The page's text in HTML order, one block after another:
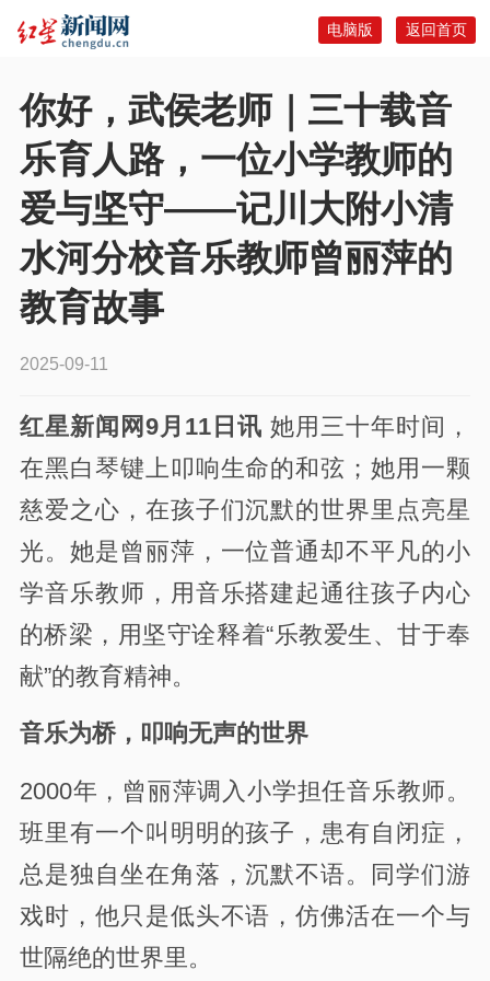
返回首页
电脑版
你好，武侯老师｜三十载音
乐育人路，一位小学教师的
爱与坚守——记川大附小清
水河分校音乐教师曾丽萍的
教育故事
2025-09-11
红星新闻网9月11日讯 她用三十年时间，
在黑白琴键上叩响生命的和弦；她用一颗
慈爱之心，在孩子们沉默的世界里点亮星
光。她是曾丽萍，一位普通却不平凡的小
学音乐教师，用音乐搭建起通往孩子内心
的桥梁，用坚守诠释着“乐教爱生、甘于奉
献”的教育精神。
音乐为桥，叩响无声的世界
2000年，曾丽萍调入小学担任音乐教师。
班里有一个叫明明的孩子，患有自闭症，
总是独自坐在角落，沉默不语。同学们游
戏时，他只是低头不语，仿佛活在一个与
世隔绝的世界里。